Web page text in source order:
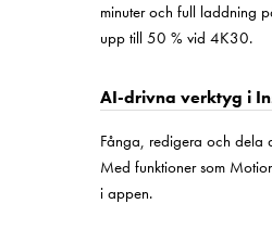
minuter och full laddning
upp till 50 % vid 4K30.
AI-drivna verktyg i
Fånga, redigera och dela
Med funktioner som
i appen.